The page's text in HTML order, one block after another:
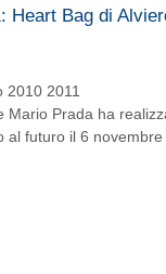
Heart Bag di
2010 2011
Mario Prada ha
al futuro il 6